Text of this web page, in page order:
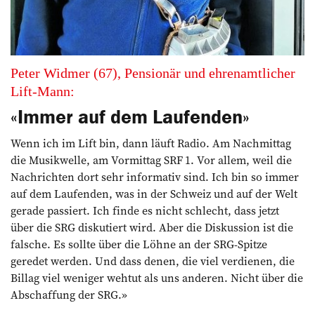
Peter Widmer (67), Pensionär und ehrenamtlicher
Lift-Mann:
«Immer auf dem Laufenden»
Wenn ich im Lift bin, dann läuft Radio. Am Nachmittag
die Musikwelle, am Vormittag SRF 1. Vor allem, weil die
Nachrichten dort sehr informativ sind. Ich bin so immer
auf dem Laufenden, was in der Schweiz und auf der Welt
gerade passiert. Ich finde es nicht schlecht, dass jetzt
über die SRG diskutiert wird. Aber die Diskussion ist die
falsche. Es sollte über die Löhne an der SRG-Spitze
geredet werden. Und dass denen, die viel verdienen, die
Billag viel weniger wehtut als uns anderen. Nicht über die
Abschaffung der SRG.»